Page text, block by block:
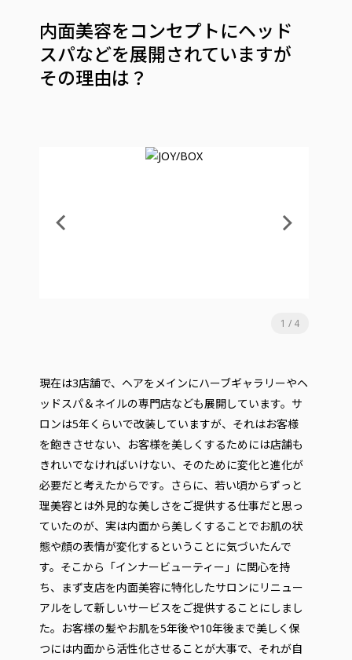
内面美容をコンセプトにヘッド
スパなどを展開されていますが
その理由は？
1 / 4
現在は3店舗で、ヘアをメインにハーブギャラリーやヘ
ッドスパ＆ネイルの専門店なども展開しています。サ
ロンは5年くらいで改装していますが、それはお客様
を飽きさせない、お客様を美しくするためには店舗も
きれいでなければいけない、そのために変化と進化が
必要だと考えたからです。さらに、若い頃からずっと
理美容とは外見的な美しさをご提供する仕事だと思っ
ていたのが、実は内面から美しくすることでお肌の状
態や顔の表情が変化するということに気づいたんで
す。そこから「インナービューティー」に関心を持
ち、まず支店を内面美容に特化したサロンにリニュー
アルをして新しいサービスをご提供することにしまし
た。お客様の髪やお肌を5年後や10年後まで美しく保
つには内面から活性化させることが大事で、それが自